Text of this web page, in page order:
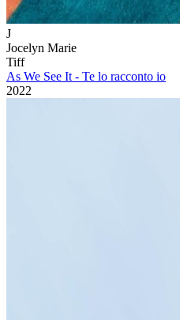
J
Jocelyn Marie
Tiff
As We See It - Te lo racconto io
2022